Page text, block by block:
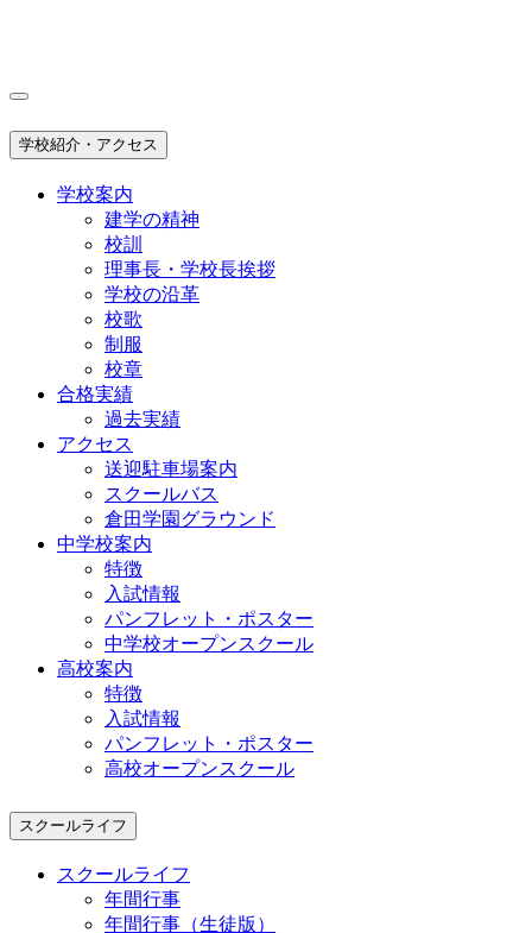
学校紹介・アクセス
学校案内
建学の精神
校訓
理事長・学校長挨拶
学校の沿革
校歌
制服
校章
合格実績
過去実績
アクセス
送迎駐車場案内
スクールバス
倉田学園グラウンド
中学校案内
特徴
入試情報
パンフレット・ポスター
中学校オープンスクール
高校案内
特徴
入試情報
パンフレット・ポスター
高校オープンスクール
スクールライフ
スクールライフ
年間行事
年間行事（生徒版）